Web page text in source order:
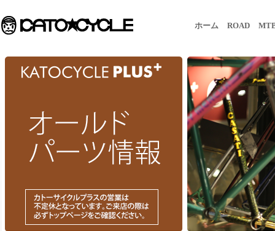
ホーム ROAD